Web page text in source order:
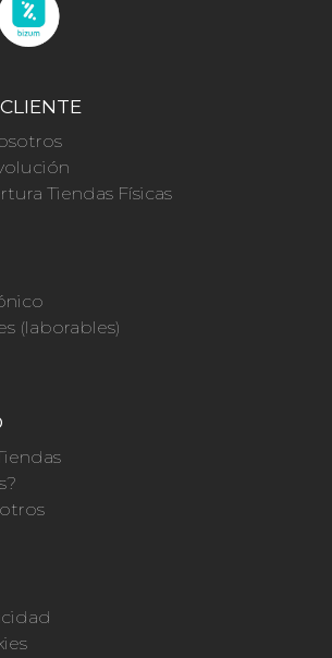
Tiendas Físicas
(laborables)